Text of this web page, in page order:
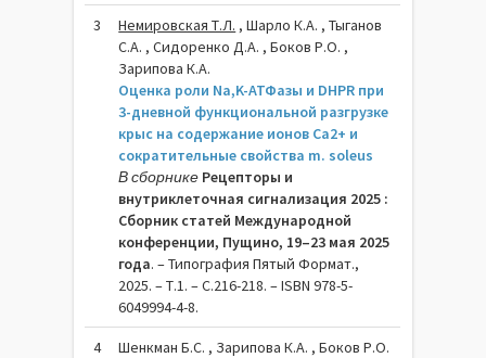
3 Немировская Т.Л. , Шарло К.А. , Тыганов
С.А. , Сидоренко Д.А. , Боков Р.О. ,
Зарипова К.А.
Оценка роли Na,K-АТФазы и DHPR при
3-дневной функциональной разгрузке
крыс на содержание ионов Са2+ и
сократительные свойства m. soleus
В сборнике Рецепторы и
внутриклеточная сигнализация 2025 :
Сборник статей Международной
конференции, Пущино, 19–23 мая 2025
года. – Типография Пятый Формат.,
2025. – Т.1. – C.216-218. – ISBN 978-5-
6049994-4-8.
4
Шенкман Б.С. , Зарипова К.А. , Боков Р.О.